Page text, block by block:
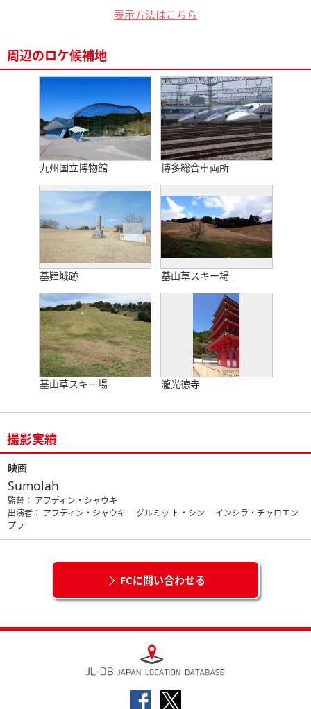
表示方法はこちら
周辺のロケ候補地
九州国立博物館 博多総合車両所
基肄城跡 基山草スキー場
基山草スキー場 瀧光徳寺
撮影実績
映画
Sumolah
監督： アフディン・シャウキ
出演者： アフディン・シャウキ グルミッ ト・シン インシラ・チャロエン
プラ
FCに問い合わせる